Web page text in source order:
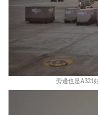
旁邊也是A321